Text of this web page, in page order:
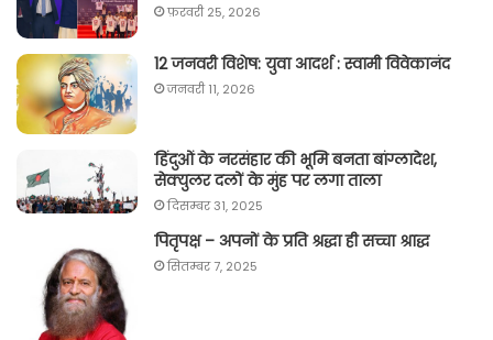
फ़रवरी 25, 2026
12 जनवरी विशेष: युवा आदर्श : स्वामी विवेकानंद
जनवरी 11, 2026
हिंदुओं के नरसंहार की भूमि बनता बांग्लादेश,
सेक्युलर दलों के मुंह पर लगा ताला
दिसम्बर 31, 2025
पितृपक्ष – अपनों के प्रति श्रद्धा ही सच्चा श्राद्ध
सितम्बर 7, 2025